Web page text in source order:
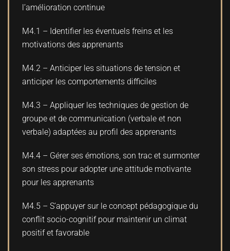
l’amélioration continue
M4.1 – Identifier les éventuels freins et les
motivations des apprenants
M4.2 – Anticiper les situations de tension et
anticiper les comportements difficiles
M4.3 – Appliquer les techniques de gestion de
groupe et de communication (verbale et non
verbale) adaptées au profil des apprenants
M4.4 – Gérer ses émotions, son trac et surmonter
son stress pour adopter une attitude motivante
pour les apprenants
M4.5 – S’appuyer sur le concept pédagogique du
conflit socio-cognitif pour maintenir un climat
positif et favorable